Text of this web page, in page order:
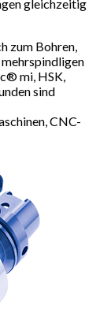
gleichzeitig
zum Bohren,
mehrspindligen
mi, HSK,
sind
CNC-